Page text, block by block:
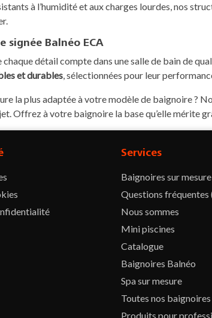
à l’humidité et aux charges lourdes, nos
signée Balnéo ECA
chaque détail compte dans une salle de bain de
et durables, sélectionnées pour leur
la plus adaptée à votre modèle de baignoire ?
Offrez à votre baignoire la base qu’elle mérite
Services
Baignoires sur mesure
Questions fréquentes
Nous sommes
Mini piscines
Catalogue
Baignoires Balnéo
Spa sur mesure
Toutes nos baignoires
Produits pour